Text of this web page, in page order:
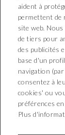
aident à
permettent de
site web.
de tiers pour
des publicités
base d'un
navigation
consentez à
cookies' ou
préférences
Plus